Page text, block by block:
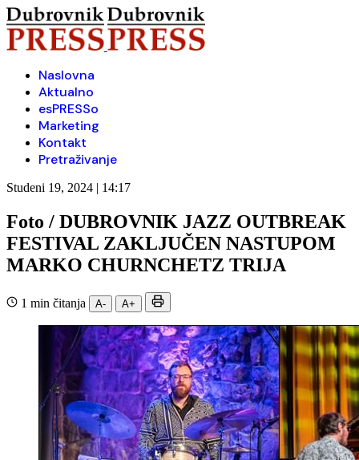
Naslovna
Aktualno
esPRESSo
Marketing
Kontakt
Pretraživanje
Studeni 19, 2024 | 14:17
Foto / DUBROVNIK JAZZ OUTBREAK
FESTIVAL ZAKLJUČEN NASTUPOM
MARKO CHURNCHETZ TRIJA
1 min čitanja A- A+